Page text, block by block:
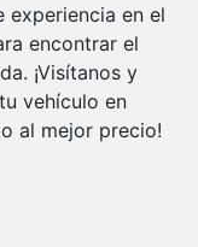
experiencia en el
encontrar el
¡Visítanos y
vehículo en
al mejor precio!